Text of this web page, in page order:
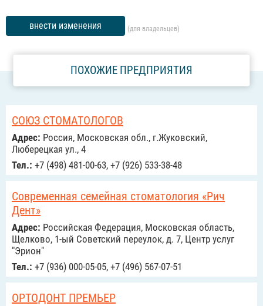
внести изменения (для владельцев)
ПОХОЖИЕ ПРЕДПРИЯТИЯ
СОЮЗ СТОМАТОЛОГОВ
Адрес: Россия, Московская обл., г.Жуковский,
Люберецкая ул., 4
Тел.: +7 (498) 481-00-63, +7 (926) 533-38-48
Современная семейная стоматология «Рич
Дент»
Адрес: Российcкая Федерация, Московская область,
Щелково, 1-ый Советский переулок, д. 7, Центр услуг
"Эрион"
Тел.: +7 (936) 000-05-05, +7 (496) 567-07-51
ОРТОДОНТ ПРЕМЬЕР